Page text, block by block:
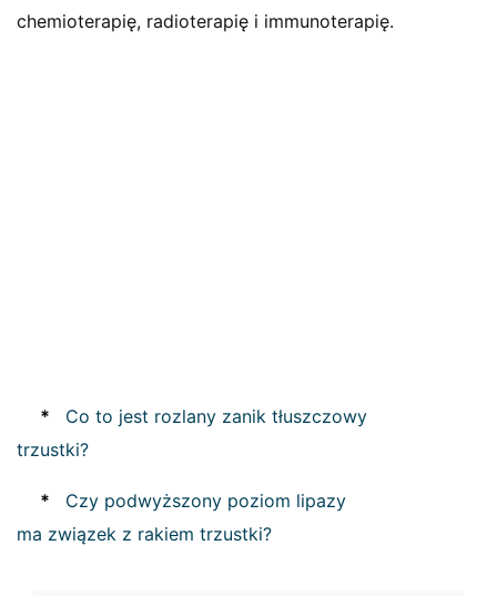
chemioterapię, radioterapię i immunoterapię.
*
Co to jest rozlany zanik tłuszczowy
trzustki?
*
Czy podwyższony poziom lipazy
ma związek z rakiem trzustki?